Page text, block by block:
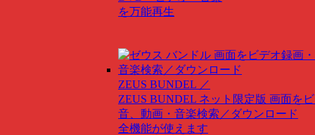
を万能再生
ZEUS BUNDEL ／
ZEUS BUNDEL ネット限定版 画面を
音、動画・音楽検索／ダウンロード
全機能が使えます